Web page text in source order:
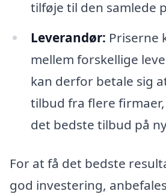
tilføje til den samlede
Leverandør: Priserne
mellem forskellige
kan derfor betale sig
tilbud fra flere
det bedste tilbud på
For at få det bedste
god investering,